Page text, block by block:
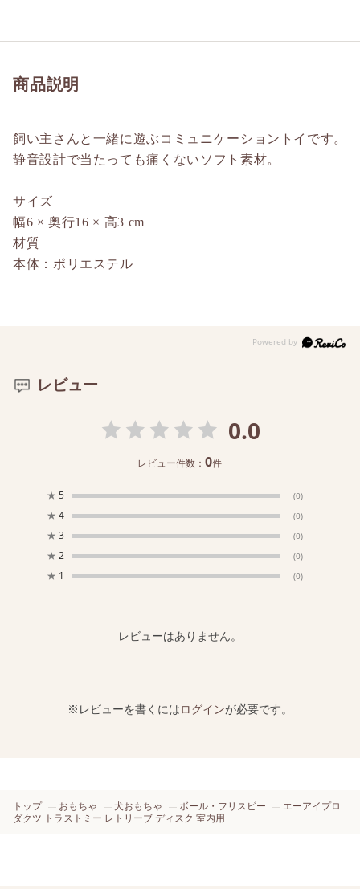
商品説明
飼い主さんと一緒に遊ぶコミュニケーショントイです。
静音設計で当たっても痛くないソフト素材。
サイズ
幅6 × 奥行16 × 高3 cm
材質
本体：ポリエステル
レビュー
0.0
レビュー件数：0件
★ 5 (0)
★ 4 (0)
★ 3 (0)
★ 2 (0)
★ 1 (0)
レビューはありません。
※レビューを書くにはログインが必要です。
トップ おもちゃ 犬おもちゃ ボール・フリスビー
エーアイプロ
ダクツ トラストミー レトリーブ ディスク 室内用